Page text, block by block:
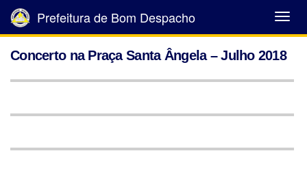
Abrir
Menu
Prefeitura de Bom Despacho
Concerto na Praça Santa Ângela – Julho 2018